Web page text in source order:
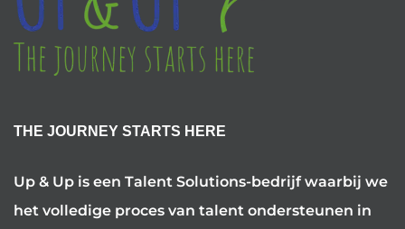
THE JOURNEY STARTS HERE
Up & Up is een Talent Solutions-bedrijf waarbij we
het volledige proces van talent ondersteunen in